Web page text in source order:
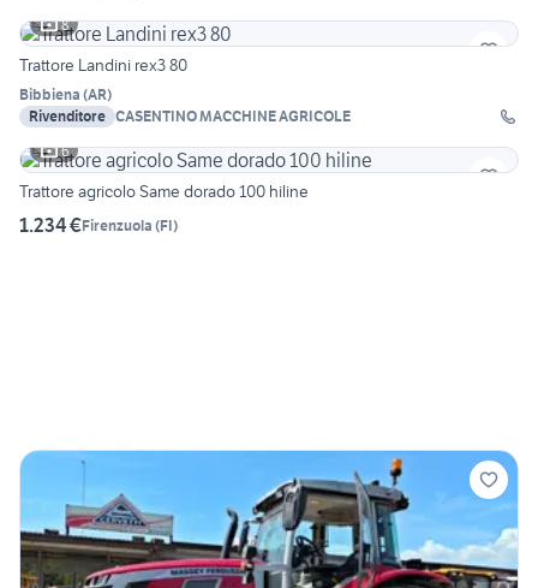
8
Trattore Landini rex3 80
Bibbiena (AR)
Rivenditore CASENTINO MACCHINE AGRICOLE
6
Trattore agricolo Same dorado 100 hiline
1.234 €Firenzuola (FI)